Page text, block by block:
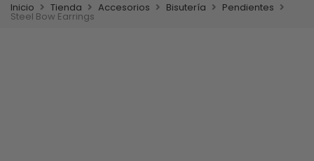
Inicio Tienda Accesorios Bisutería Pendientes
Steel Bow Earrings